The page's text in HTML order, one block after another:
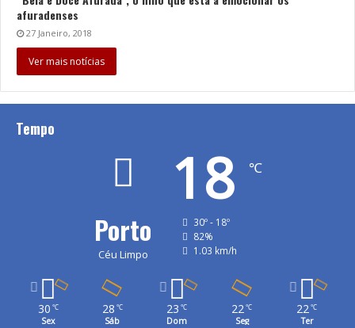
afuradenses
27 Janeiro, 2018
Ver mais notícias
Tempo
Porto
Céu Limpo
18 ℃
30º - 18º
82%
1.03 km/h
30 ℃
Sex
28 ℃
Sáb
23 ℃
Dom
22℃
Seg
22℃
Ter